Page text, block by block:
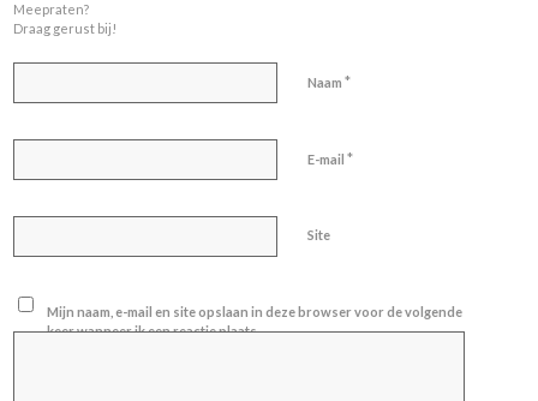
Meepraten?
Draag gerust bij!
Naam*
E-mail*
Site
Mijn naam, e-mail en site opslaan in deze browser voor de volgende
keer wanneer ik een reactie plaats.